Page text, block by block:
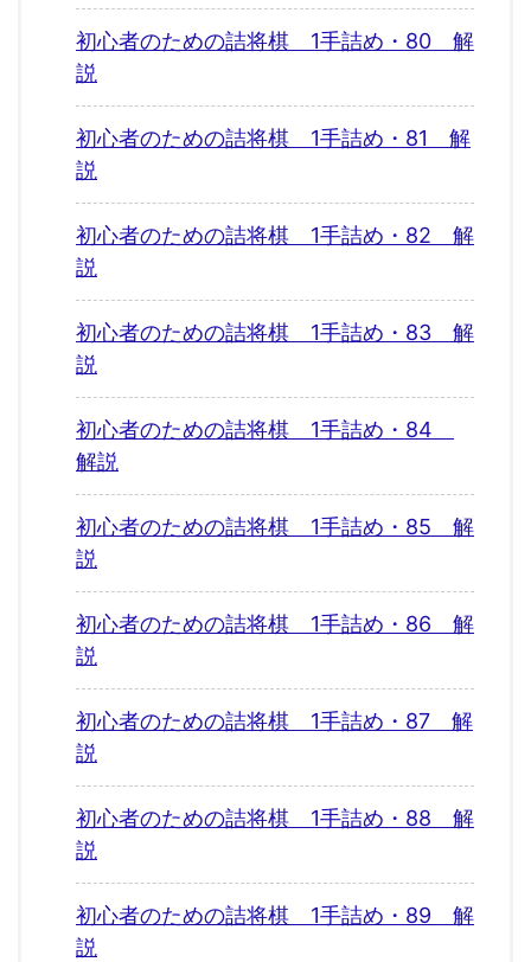
初心者のための詰将棋 1手詰め・80 解
説
初心者のための詰将棋 1手詰め・81 解
説
初心者のための詰将棋 1手詰め・82 解
説
初心者のための詰将棋 1手詰め・83 解
説
初心者のための詰将棋 1手詰め・84
解説
初心者のための詰将棋 1手詰め・85 解
説
初心者のための詰将棋 1手詰め・86 解
説
初心者のための詰将棋 1手詰め・87 解
説
初心者のための詰将棋 1手詰め・88 解
説
初心者のための詰将棋 1手詰め・89 解
説